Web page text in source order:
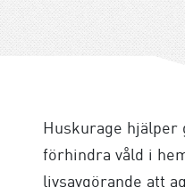
Huskurage hjälper
förhindra våld i
livsavgörande att